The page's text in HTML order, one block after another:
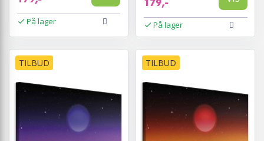
På lager
179,-
På lager
TILBUD TILBUD